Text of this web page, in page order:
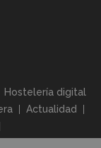
Hostelería digital
Actualidad